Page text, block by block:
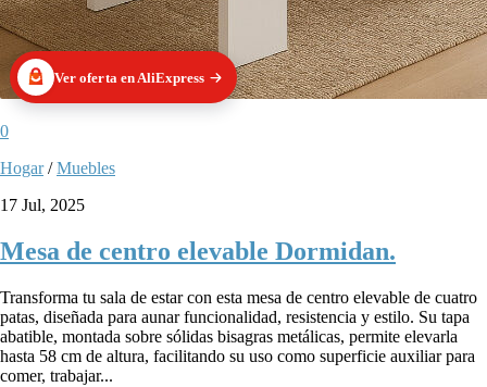
Ver oferta en AliExpress
0
Hogar/Muebles
17 Jul, 2025
Mesa de centro elevable Dormidan.
Transforma tu sala de estar con esta mesa de centro elevable de cuatro
patas, diseñada para aunar funcionalidad, resistencia y estilo. Su tapa
abatible, montada sobre sólidas bisagras metálicas, permite elevarla
hasta 58 cm de altura, facilitando su uso como superficie auxiliar para
comer, trabajar...